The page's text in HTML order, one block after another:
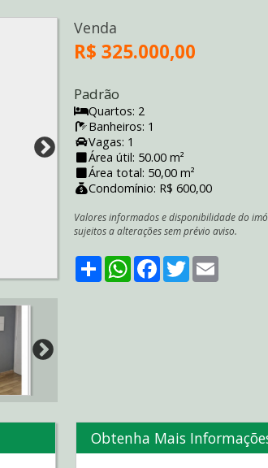
Venda
R$ 325.000,00
Padrão
Quartos: 2
Banheiros: 1
Vagas: 1
Área útil: 50.00 m²
Área total: 50,00 m²
Condomínio: R$ 600,00
Valores informados e disponibilidade do
sujeitos a alterações sem prévio aviso.
ShareWhatsApp
Facebook
Twitter
Obtenha Mais